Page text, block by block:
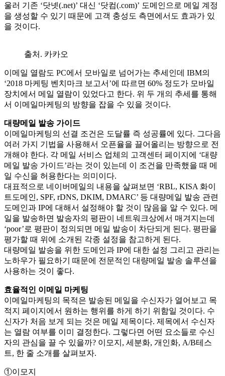
울러 기존 ‘닷넷(.net)’ 대신 ‘닷컴(.com)’ 도메인으로 메일 계정
을 생성할 수 있기 때문에 고객 충성도 측면에서도 효과가 있
을 것이다.
출처. 카카오
이메일 열람도 PC에서 모바일로 넘어가는 추세인데 IBM의
‘2018 마케팅 벤치마크 보고서’에 따르면 60% 정도가 모바일
장치에서 메일 열람이 있었다고 한다. 위 두 개의 추세를 통해
서 이메일마케팅의 방향을 잡을 수 있을 것이다.
대량메일 발송 가이드
이메일마케팅의 선결 조건은 도달률 즉 성공률에 있다. 그다음
여러 가지 기법을 사용해서 오픈율을 끌어올리는 방향으로 전
개해야 한다. 각 메일 서비스 업체의 고객센터 페이지에 ‘대량
메일 발송 가이드’라는 것이 있는데 이 조건을 만족했을 때 메
일 수신을 허용한다는 의미이다.
대표적으로 네이버메일의 내용을 살펴보면 ‘RBL, KISA 화이
트도메인, SPF, rDNS, DKIM, DMARC’ 등 대량메일 발송 관련
도메인과 IP에 대해서 설정해야 할 것이 많음을 알 수 있다. 메
일을 발송하면 발송자의 평판이 네트워크상에서 매겨지는데
‘poor’로 평판이 정의되면 메일 발송이 차단되게 된다. 평판을
평가할 때 위에 소개된 각종 설정을 참고하게 된다.
대량메일 발송을 위한 도메인과 IP에 대한 설정 그리고 관리는
노하우가 필요하기 때문에 전문적인 대량메일 발송 솔루션을
사용하는 것이 좋다.
효율적인 이메일 마케팅
이메일마케팅의 목적은 발송된 메일을 수신자가 열어보고 목
적지 페이지에서 원하는 행위를 하게 하기 위함일 것이다. 수
신자가 처음 보게 되는 것은 메일 제목이다. 제목에서 수신자
는 열람 여부를 이미 결정한다. 그렇다면 어떤 요소들로 수신
자의 관심을 끌 수 있을까? 이모지, 세분화, 개인화, A/B테스
트, 한 줄 소개를 살펴보자.
①이모지